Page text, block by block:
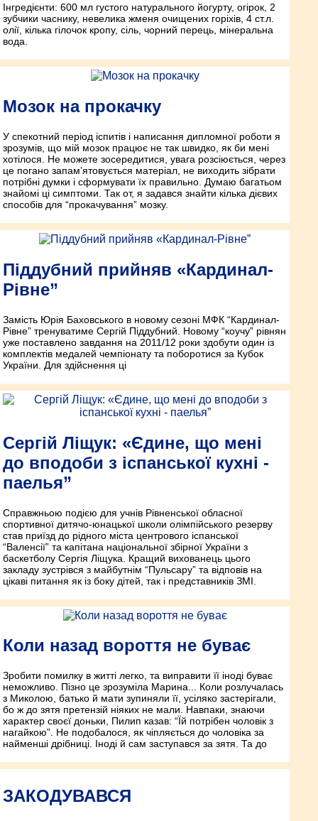
Інгредієнти: 600 мл густого натурального йогурту, огірок, 2
зубчики часнику, невелика жменя очищених горіхів, 4 ст.л.
олії, кілька гілочок кропу, сіль, чорний перець, мінеральна
вода.
Мозок на прокачку
У спекотний період іспитів і написання дипломної роботи я
зрозумів, що мій мозок працює не так швидко, як би мені
хотілося. Не можете зосередитися, увага розсіюється, через
це погано запам’ятовується матеріал, не виходить зібрати
потрібні думки і сформувати їх правильно. Думаю багатьом
знайомі ці симптоми. Так от, я задався знайти кілька дієвих
способів для “прокачування” мозку.
Піддубний прийняв «Кардинал-
Рівне”
Замість Юрія Баховського в новому сезоні МФК “Кардинал-
Рівне” тренуватиме Сергій Піддубний. Новому “коучу” рівнян
уже поставлено завдання на 2011/12 роки здобути один із
комплектів медалей чемпіонату та поборотися за Кубок
України. Для здійснення ці
Сергій Ліщук: «Єдине, що мені
до вподоби з іспанської кухні -
паелья”
Справжньою подією для учнів Рівненської обласної
спортивної дитячо-юнацької школи олімпійського резерву
став приїзд до рідного міста центрового іспанської
“Валенсії” та капітана національної збірної України з
баскетболу Сергія Ліщука. Кращий вихованець цього
закладу зустрівся з майбутнім “Пульсару” та відповів на
цікаві питання як із боку дітей, так і представників ЗМІ.
Коли назад вороття не буває
Зробити помилку в житті легко, та виправити її іноді буває
неможливо. Пізно це зрозуміла Марина... Коли розлучалась
з Миколою, батько й мати зупиняли її, усіляко застерігали,
бо ж до зятя претензій ніяких не мали. Навпаки, знаючи
характер своєї доньки, Пилип казав: “Їй потрібен чоловік з
нагайкою”. Не подобалося, як чіпляється до чоловіка за
найменші дрібниці. Іноді й сам заступався за зятя. Та до
ЗАКОДУВАВСЯ